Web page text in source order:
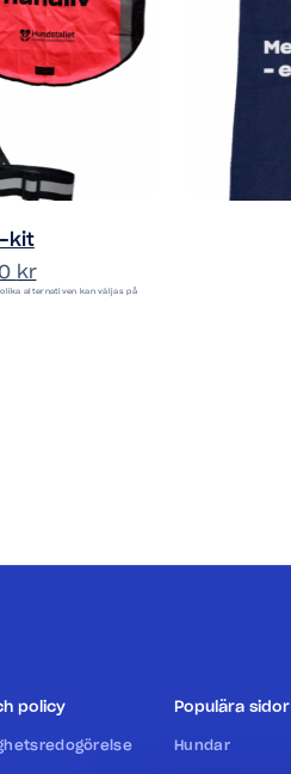
kit
kr
olika alternativen kan väljas på
policy Populära sidor
Hundar